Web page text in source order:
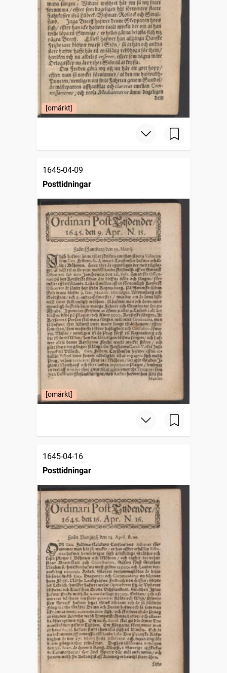
[omärkt]
1645-04-09
Posttidningar
[omärkt]
1645-04-16
Posttidningar